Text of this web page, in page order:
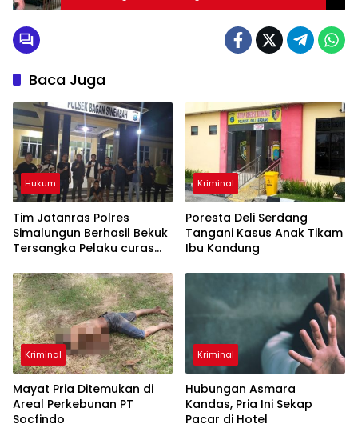
Baca Juga
Hukum
Tim Jatanras Polres
Simalungun Berhasil Bekuk
Tersangka Pelaku curas
Kriminal
Poresta Deli Serdang
Tangani Kasus Anak Tikam
Ibu Kandung
Kriminal
Mayat Pria Ditemukan di
Areal Perkebunan PT
Socfindo
Kriminal
Hubungan Asmara
Kandas, Pria Ini Sekap
Pacar di Hotel